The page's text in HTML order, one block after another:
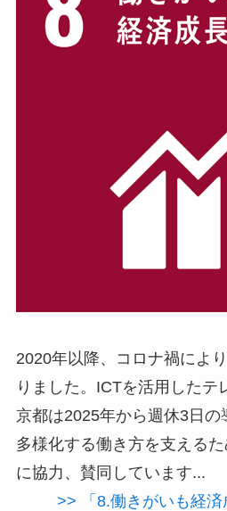
2020年以降、コロナ禍によ
りました。ICTを活用したテ
京都は2025年から週休3日の
多様化する働き方を支える
に協力、賛同しています...
>> 「8.働きがいも経